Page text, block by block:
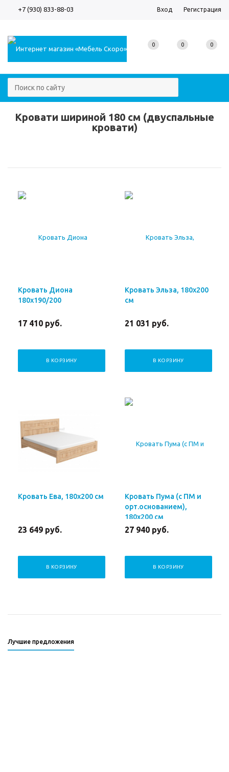
+7 (930) 833-88-03 Вход Регистрация
0 0 0
Кровати шириной 180 см (двуспальные
кровати)
Кровать Диона
180х190/200
17 410 руб.
В КОРЗИНУ
Кровать Эльза, 180х200
см
21 031 руб.
В КОРЗИНУ
Кровать Ева, 180х200 см
23 649 руб.
В КОРЗИНУ
Кровать Пума (с ПМ и
орт.основанием),
180х200 см
27 940 руб.
В КОРЗИНУ
Лучшие предложения